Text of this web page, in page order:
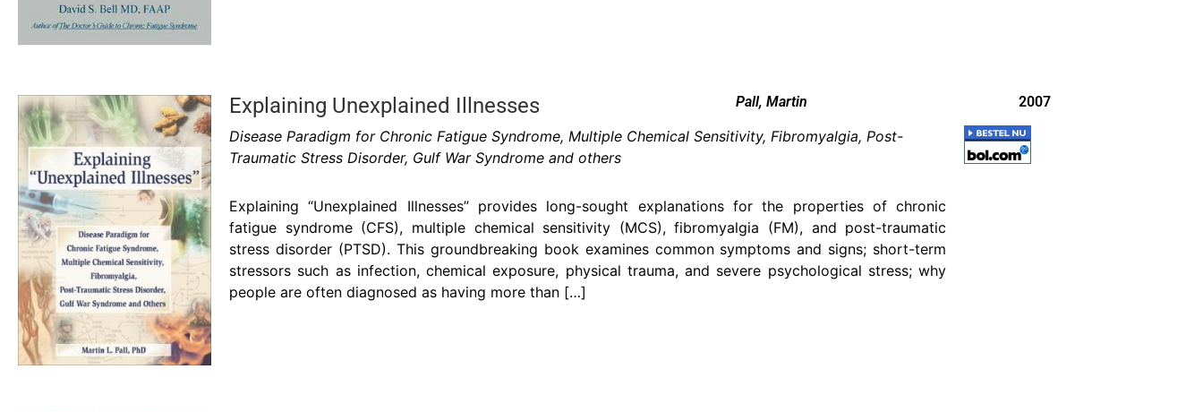
Explaining Unexplained Illnesses Pall, Martin 2007
Disease Paradigm for Chronic Fatigue Syndrome, Multiple Chemical Sensitivity, Fibromyalgia, Post-
Traumatic Stress Disorder, Gulf War Syndrome and others
Explaining “Unexplained Illnesses” provides long-sought explanations for the properties of chronic
fatigue syndrome (CFS), multiple chemical sensitivity (MCS), fibromyalgia (FM), and post-traumatic
stress disorder (PTSD). This groundbreaking book examines common symptoms and signs; short-term
stressors such as infection, chemical exposure, physical trauma, and severe psychological stress; why
people are often diagnosed as having more than […]